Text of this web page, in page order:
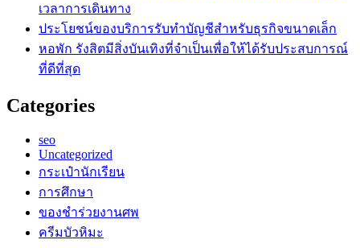
เวลาการเดินทาง
ประโยชน์ของบริการรับทำบัญชีสำหรับธุรกิจขนาดเล็ก
หอพัก รังสิตมีสิ่งบันเทิงที่จำเป็นเพื่อให้ได้รับประสบการณ์
ที่ดีที่สุด
Categories
seo
Uncategorized
กระเป๋านักเรียน
การศึกษา
ของชำร่วยงานศพ
ครีมบัวหิมะ